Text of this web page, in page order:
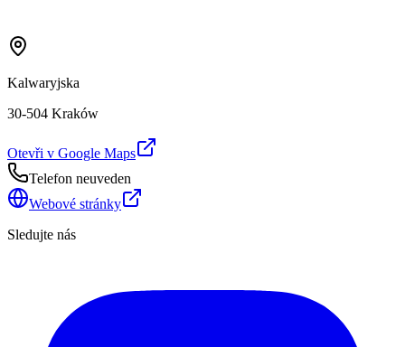
Kalwaryjska
30-504 Kraków
Otevři v Google Maps
Telefon neuveden
Webové stránky
Sledujte nás